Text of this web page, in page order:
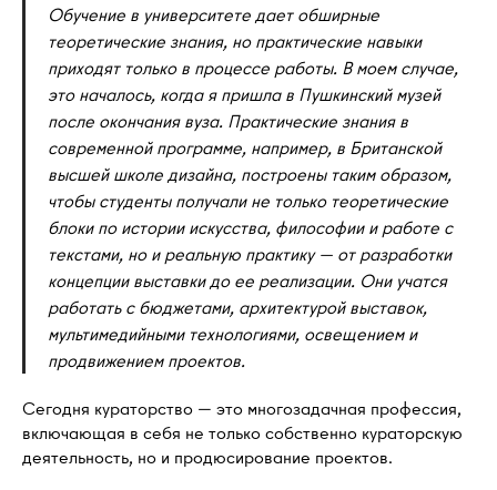
Обучение в университете дает обширные
теоретические знания, но практические навыки
приходят только в процессе работы. В моем случае,
это началось, когда я пришла в Пушкинский музей
после окончания вуза. Практические знания в
современной программе, например, в Британской
высшей школе дизайна, построены таким образом,
чтобы студенты получали не только теоретические
блоки по истории искусства, философии и работе с
текстами, но и реальную практику — от разработки
концепции выставки до ее реализации. Они учатся
работать с бюджетами, архитектурой выставок,
мультимедийными технологиями, освещением и
продвижением проектов.
Сегодня кураторство — это многозадачная профессия,
включающая в себя не только собственно кураторскую
деятельность, но и продюсирование проектов.